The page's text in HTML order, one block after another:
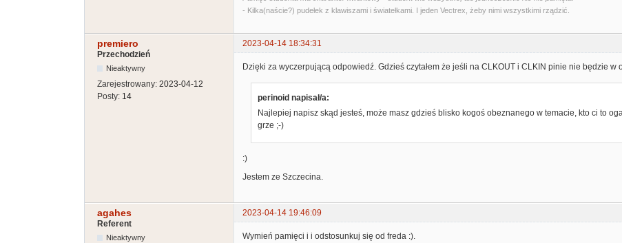
- Kilka(naście?) pudełek z klawiszami i światełkami. I jeden Vectrex, żeby nimi wszystkimi rządzić.
premiero
2023-04-14 18:34:31
Przechodzień
Nieaktywny
Zarejestrowany: 2023-04-12
Posty: 14
Dzięki za wyczerpującą odpowiedź. Gdzieś czytałem że jeśli na CLKOUT i CLKIN pinie nie będzie
perinoid napisał/a:
Najlepiej napisz skąd jesteś, może masz gdzieś blisko kogoś obeznanego w temacie, kto ci to
grze ;-)
:)
Jestem ze Szczecina.
agahes
2023-04-14 19:46:09
Referent
Nieaktywny Wymień pamięci i i odstosunkuj się od freda :).